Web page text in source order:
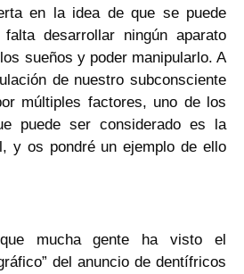
en la idea de que se puede
desarrollar ningún aparato
sueños y poder manipularlo. A
de nuestro subconsciente
múltiples factores, uno de los
puede ser considerado es la
y os pondré un ejemplo de ello
mucha gente ha visto el
del anuncio de dentífricos